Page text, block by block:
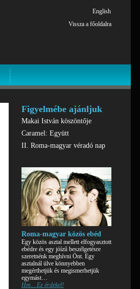
Vissza a főoldalra
Figyelmébe ajánljuk
Makai István köszöntője
Caramel: Együtt
II. Roma-magyar véradó nap
Roma-magyar közös ebéd
Egy közös asztal mellett elfogyasztott
ebédre és egy jóízű beszélgetésre
szeretnénk meghívni Önt. Egy
asztalnál ülve könnyebben
megérthetjük és megismerhetjük
egymást…
Hm... Ez érdekel!
English